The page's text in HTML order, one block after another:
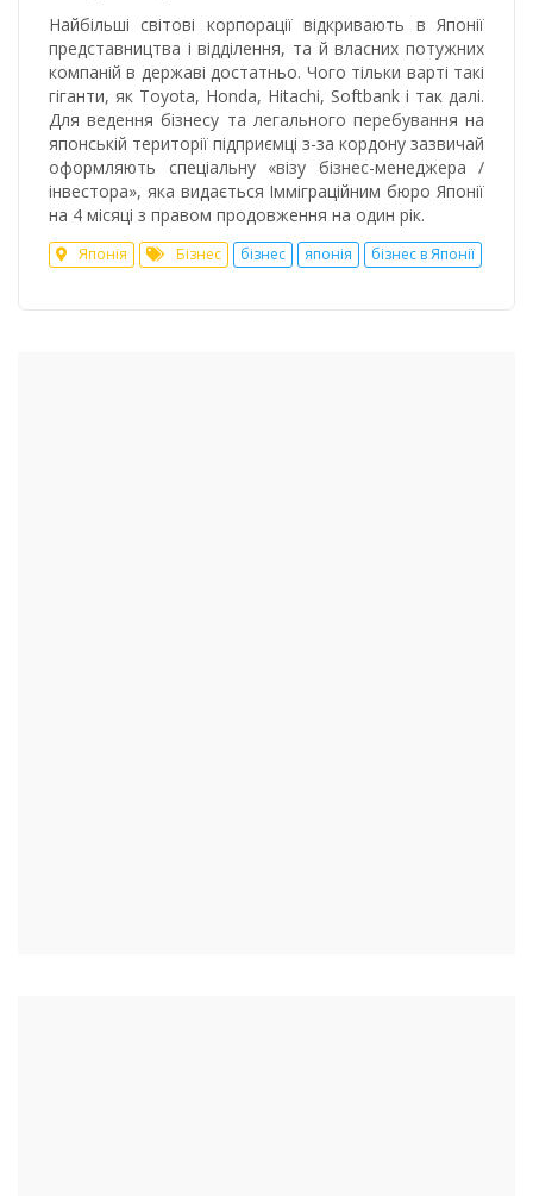
Найбільші світові корпорації відкривають в Японії
представництва і відділення, та й власних потужних
компаній в державі достатньо. Чого тільки варті такі
гіганти, як Toyota, Honda, Hitachi, Softbank і так далі.
Для ведення бізнесу та легального перебування на
японській території підприємці з-за кордону зазвичай
оформляють спеціальну «візу бізнес-менеджера /
інвестора», яка видається Імміграційним бюро Японії
на 4 місяці з правом продовження на один рік.
Японія Бізнес бізнес японія бізнес в Японії